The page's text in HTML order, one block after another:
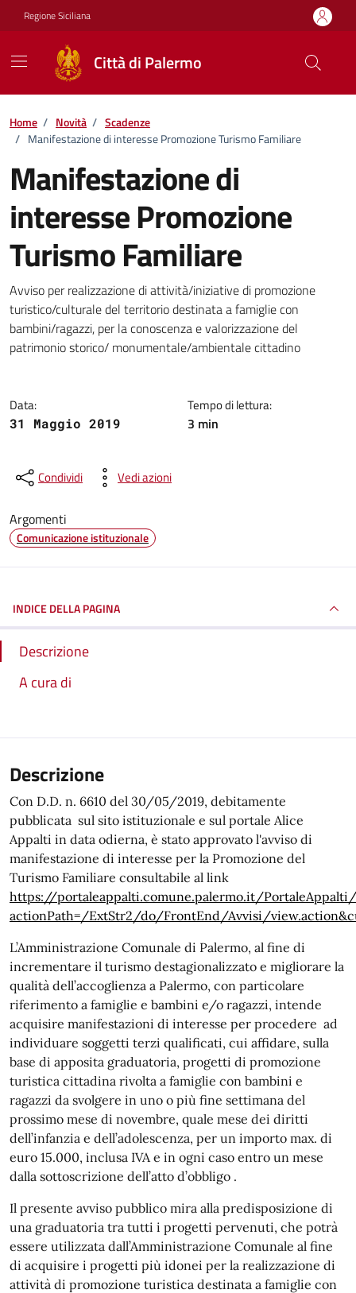
Vai ai contenuti
Vai al footer
Regione Siciliana
Città di Palermo
Home / Novità / Scadenze
/ Manifestazione di interesse Promozione Turismo Familiare
Manifestazione di
interesse Promozione
Turismo Familiare
Dettagli della notizia
Avviso per realizzazione di attività/iniziative di promozione
turistico/culturale del territorio destinata a famiglie con
bambini/ragazzi, per la conoscenza e valorizzazione del
patrimonio storico/ monumentale/ambientale cittadino
Data:
31 Maggio 2019
Tempo di lettura:
3 min
Condividi Vedi azioni
Argomenti
Comunicazione istituzionale
INDICE DELLA PAGINA
Descrizione
A cura di
Descrizione
Con D.D. n. 6610 del 30/05/2019, debitamente
pubblicata sul sito istituzionale e sul portale Alice
Appalti in data odierna, è stato approvato l'avviso di
manifestazione di interesse per la Promozione del
Turismo Familiare consultabile al link
https://portaleappalti.comune.palermo.it/
actionPath=/ExtStr2/do/FrontEnd/Avvisi/
L’Amministrazione Comunale di Palermo, al fine di
incrementare il turismo destagionalizzato e migliorare la
qualità dell’accoglienza a Palermo, con particolare
riferimento a famiglie e bambini e/o ragazzi, intende
acquisire manifestazioni di interesse per procedere ad
individuare soggetti terzi qualificati, cui affidare, sulla
base di apposita graduatoria, progetti di promozione
turistica cittadina rivolta a famiglie con bambini e
ragazzi da svolgere in uno o più fine settimana del
prossimo mese di novembre, quale mese dei diritti
dell’infanzia e dell’adolescenza, per un importo max. di
euro 15.000, inclusa IVA e in ogni caso entro un mese
dalla sottoscrizione dell’atto d’obbligo .
Il presente avviso pubblico mira alla predisposizione di
una graduatoria tra tutti i progetti pervenuti, che potrà
essere utilizzata dall’Amministrazione Comunale al fine
di acquisire i progetti più idonei per la realizzazione di
attività di promozione turistica destinata a famiglie con